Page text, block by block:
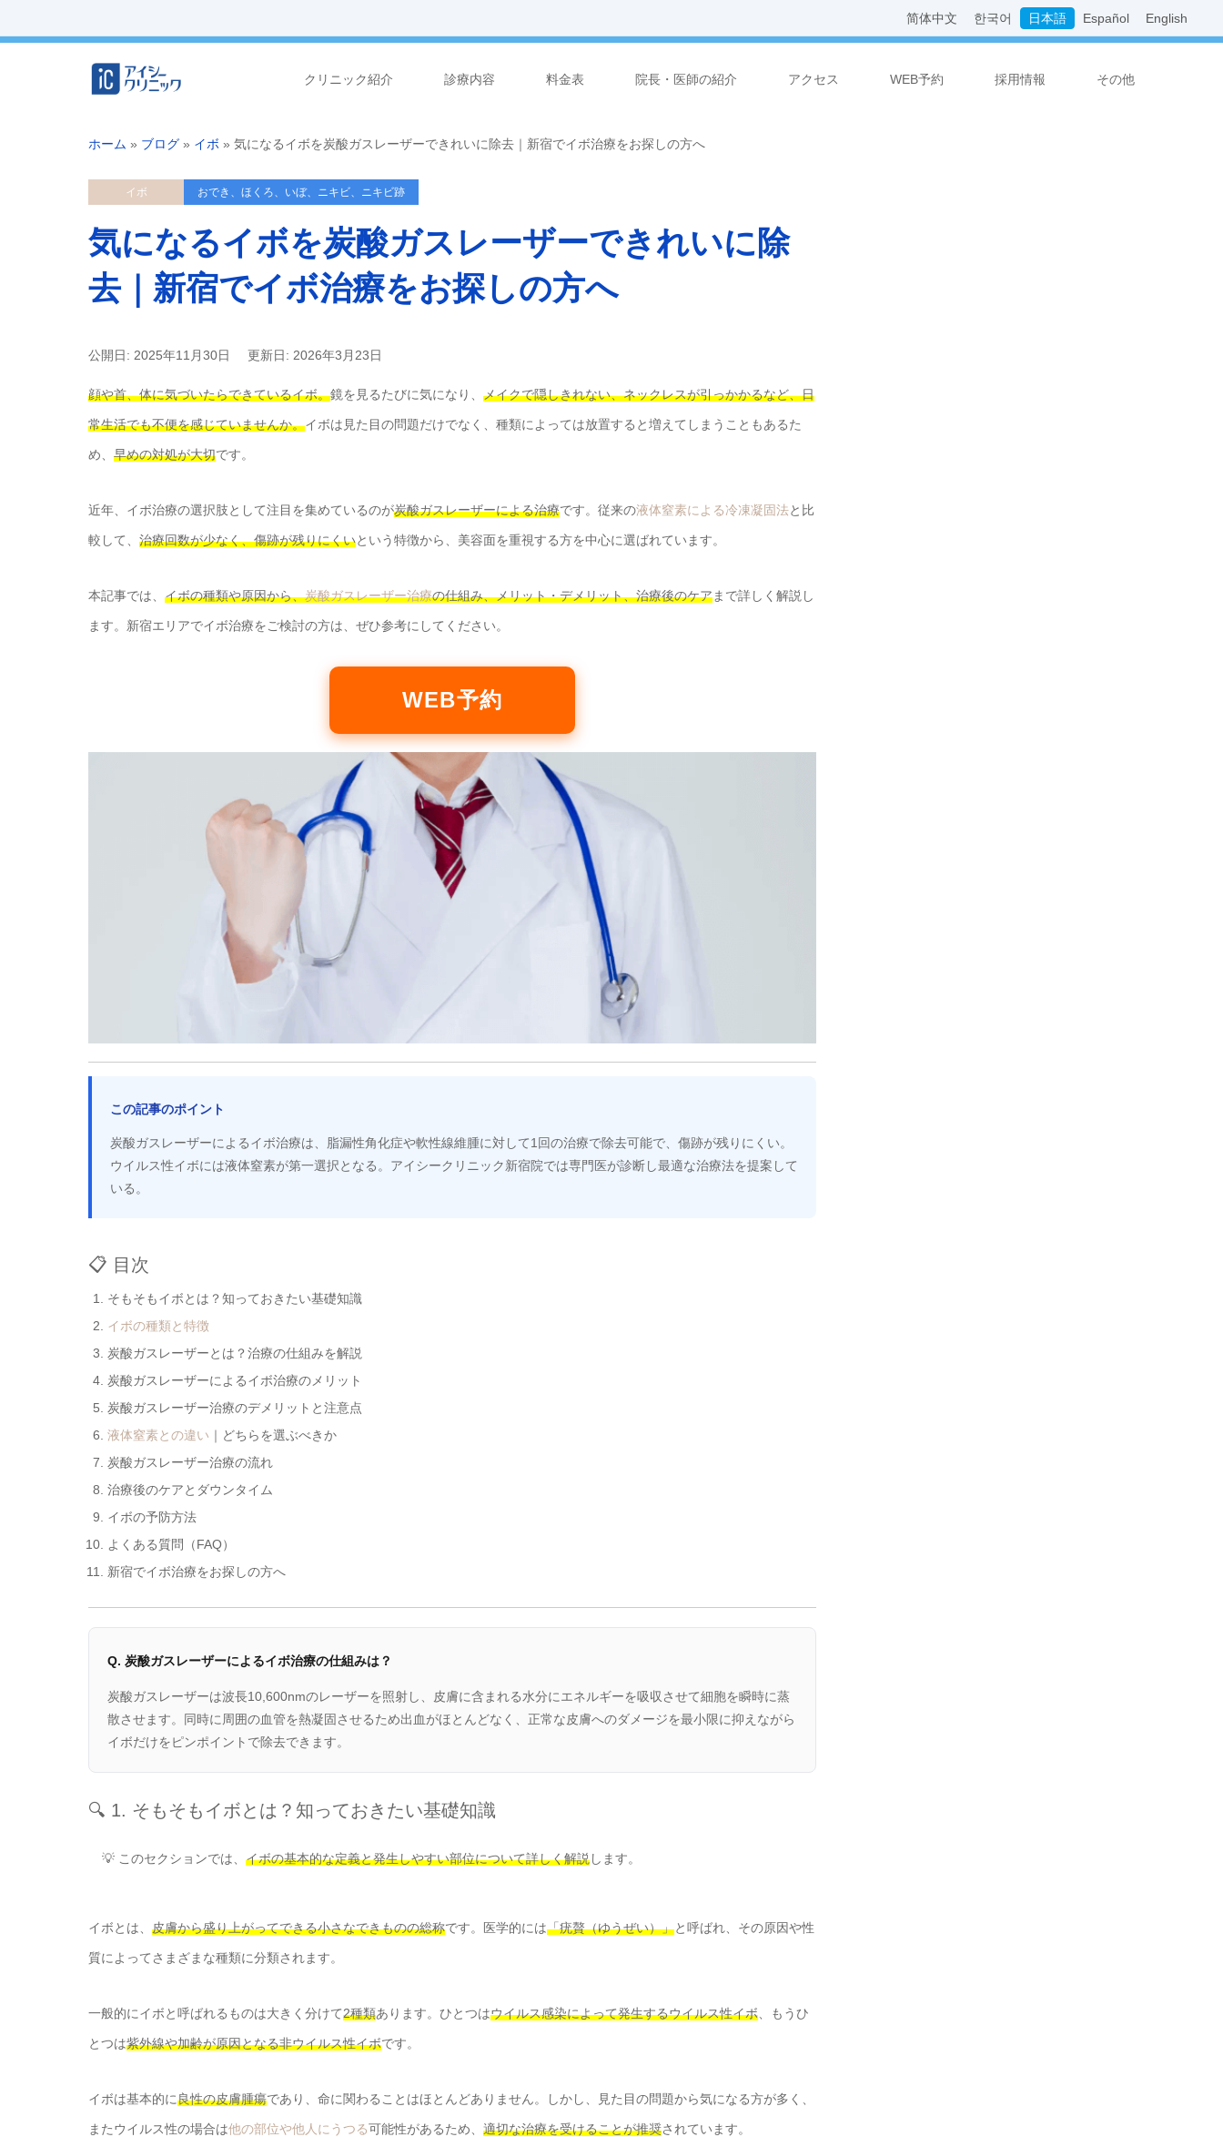
简体中文 한국어 日本語 Español English
クリニック紹介 診療内容 料金表 院長・医師の紹介 アクセス WEB予約 採用情報 その他
ホーム » ブログ » イボ » 気になるイボを炭酸ガスレーザーできれいに除去｜新宿でイボ治療をお探しの方へ
イボ おでき、ほくろ、いぼ、ニキビ、ニキビ跡
気になるイボを炭酸ガスレーザーできれいに除
去｜新宿でイボ治療をお探しの方へ
公開日: 2025年11月30日 更新日: 2026年3月23日
顔や首、体に気づいたらできているイボ。鏡を見るたびに気になり、 メイクで隠しきれない、ネックレスが引っかかるなど、日
常生活でも不便を感じていませんか。イボは見た目の問題だけでなく、種類によっては放置すると増えてしまうこともあるた
め、 早めの対処が大切です。
近年、イボ治療の選択肢として注目を集めているのが炭酸ガスレーザーによる治療です。従来の液体窒素による冷凍凝固法と比
較して、 治療回数が少なく、傷跡が残りにくいという特徴から、美容面を重視する方を中心に選ばれています。
本記事では、 イボの種類や原因から、炭酸ガスレーザー治療の仕組み、メリット・デメリット、治療後のケアまで詳しく解説し
ます。新宿エリアでイボ治療をご検討の方は、ぜひ参考にしてください。
WEB予約
この記事のポイント
炭酸ガスレーザーによるイボ治療は、脂漏性角化症や軟性線維腫に対して1回の治療で除去可能で、傷跡が残りにくい。
ウイルス性イボには液体窒素が第一選択となる。アイシークリニック新宿院では専門医が診断し最適な治療法を提案して
いる。
📋 目次
そもそもイボとは？知っておきたい基礎知識
イボの種類と特徴
炭酸ガスレーザーとは？治療の仕組みを解説
炭酸ガスレーザーによるイボ治療のメリット
炭酸ガスレーザー治療のデメリットと注意点
液体窒素との違い ｜どちらを選ぶべきか
炭酸ガスレーザー治療の流れ
治療後のケアとダウンタイム
イボの予防方法
よくある質問（FAQ）
新宿でイボ治療をお探しの方へ
Q. 炭酸ガスレーザーによるイボ治療の仕組みは？
炭酸ガスレーザーは波長10,600nmのレーザーを照射し、皮膚に含まれる水分にエネルギーを吸収させて細胞を瞬時に蒸
散させます。同時に周囲の血管を熱凝固させるため出血がほとんどなく、正常な皮膚へのダメージを最小限に抑えながら
イボだけをピンポイントで除去できます。
🔍 1. そもそもイボとは？知っておきたい基礎知識
💡 このセクションでは、 イボの基本的な定義と発生しやすい部位について詳しく解説します。
イボとは、 皮膚から盛り上がってできる小さなできものの総称です。医学的には「疣贅（ゆうぜい）」と呼ばれ、その原因や性
質によってさまざまな種類に分類されます。
一般的にイボと呼ばれるものは大きく分けて2種類あります。ひとつはウイルス感染によって発生するウイルス性イボ 、もうひ
とつは紫外線や加齢が原因となる非ウイルス性イボです。
イボは基本的に良性の皮膚腫瘍であり、命に関わることはほとんどありません。しかし、見た目の問題から気になる方が多く、
またウイルス性の場合は他の部位や他人にうつる可能性があるため、 適切な治療を受けることが推奨されています。